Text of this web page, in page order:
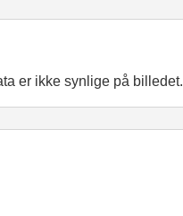
er ikke synlige på billedet.